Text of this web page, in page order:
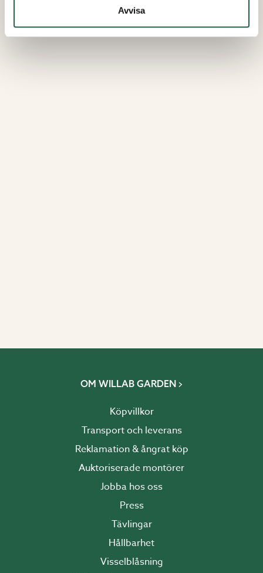
Avvisa
OM WILLAB GARDEN
Köpvillkor
Transport och leverans
Reklamation & ångrat köp
Auktoriserade montörer
Jobba hos oss
Press
Tävlingar
Hållbarhet
Visselblåsning